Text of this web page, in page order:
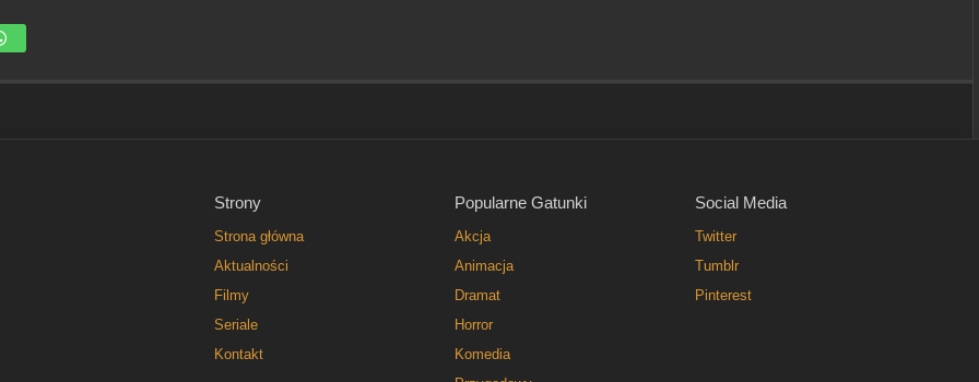
Strony
Strona główna
Aktualności
Filmy
Seriale
Kontakt
Popularne Gatunki
Akcja
Animacja
Dramat
Horror
Komedia
Social Media
Twitter
Tumblr
Pinterest